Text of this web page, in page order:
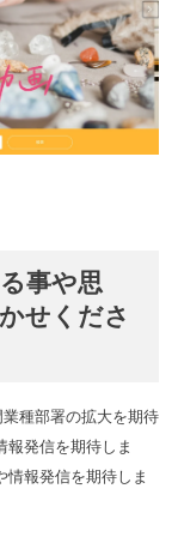
事や思
せくださ
種部署の拡大を期待
報発信を期待しま
報発信を期待しま